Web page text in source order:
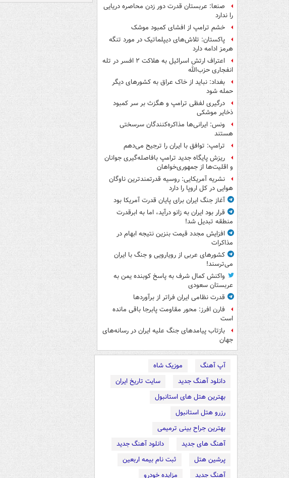
صنعا: عربستان قدرت دور زدن محاصره دریایی
را ندارد
خشم ترامپ از افشای کمبود موشک
پاکستان: تلاش‌های دیپلماتیک در مورد تنگه
هرمز ادامه دارد
اعتراف ارتش اسرائیل به هلاکت ۲ افسر در تله
انفجاری حزب‌الله
بغداد: نباید از خاک عراق به کشورهای دیگر
حمله شود
درگیری لفظی ترامپ و هگزث بر سر کمبود
ذخایر موشکی
ونس: ایرانی‌ها مذاکره‌کنندگان سرسختی
هستند
ترامپ: توافق با ایران را ترجیح می‌دهم
ریزش پایگاه جدید ترامپ بافاصله‌گیری جوانان
و اقلیت‌ها از جمهوری‌خواهان
نشریه آمریکایی: روسیه قدرتمندترین ناوگان
هوایی در کل اروپا را دارد
آغاز جنگ ایران برای پایان قدرت آمریکا بود
قرار بود ایران به زانو درآید، اما به ابرقدرت
منطقه تبدیل شد!
افزایش مجدد قیمت بنزین نتیجه ابهام در
مذاکرات
کشورهای عربی از رویارویی و جنگ با ایران
می‌ترسند!
واکنش کمال شرف به پاسخ کوبنده یمن به
عربستان سعودی
قدرت نظامی ایران فراتر از برآوردها
فارن افرز: محور مقاومت پابرجا باقی مانده
است
بازتاب پیامدهای جنگ علیه ایران در رسانه‌های
جهان
آپ آهنگ
موزیک شاه
دانلود آهنگ جدید
سایت تاریخ ایران
بهترین هتل های استانبول
رزرو هتل استانبول
بهترین جراح بینی ترمیمی
آهنگ های جدید
دانلود آهنگ جدید
پرشین هتل
ثبت نام بیمه اربعین
آهنگ جدید
مزایده خودرو